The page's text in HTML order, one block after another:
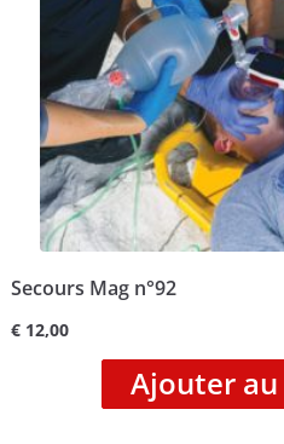
Secours Mag n°92
€12,00
Ajouter